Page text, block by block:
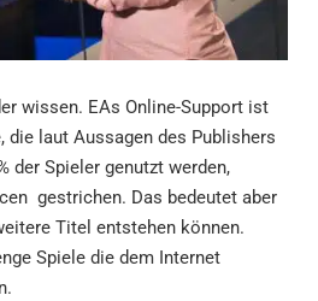
wissen. EAs Online-Support ist
die laut Aussagen des Publishers
der Spieler genutzt werden,
gestrichen. Das bedeutet aber
Titel entstehen können.
Spiele die dem Internet